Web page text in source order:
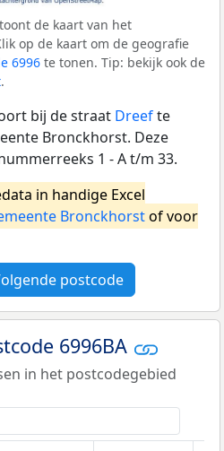
de kaart van het
op de kaart om de geografie
6996 te tonen. Tip: bekijk ook de
.
bij de straat Dreefte
Bronckhorst. Deze
1 - A t/m 33.
in handige Excel
Bronckhorstof voor
postcode
6996BA
in het postcodegebied